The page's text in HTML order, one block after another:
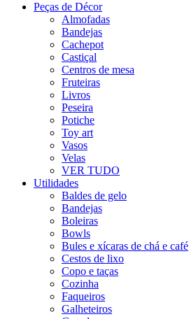
Peças de Décor
Almofadas
Bandejas
Cachepot
Castiçal
Centros de mesa
Fruteiras
Livros
Peseira
Potiche
Toy art
Vasos
Velas
VER TUDO
Utilidades
Baldes de gelo
Bandejas
Boleiras
Bowls
Bules e xícaras de chá e café
Cestos de lixo
Copo e taças
Cozinha
Faqueiros
Galheteiros